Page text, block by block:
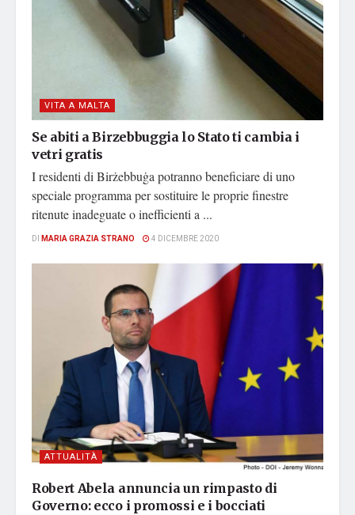
VITA A MALTA
Se abiti a Birzebbuggia lo Stato ti cambia i
vetri gratis
I residenti di Birżebbuġa potranno beneficiare di uno
speciale programma per sostituire le proprie finestre
ritenute inadeguate o inefficienti a ...
DI MARIA GRAZIA STRANO 4 DICEMBRE 2020
ATTUALITÀ
Robert Abela annuncia un rimpasto di
Governo: ecco i promossi e i bocciati